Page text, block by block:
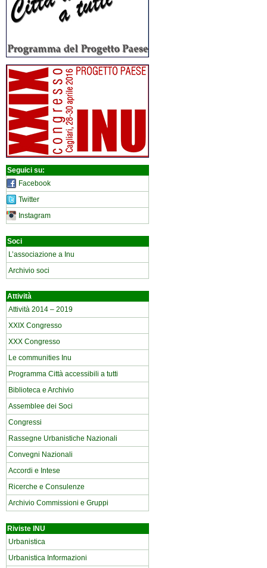
Seguici su:
Facebook
Twitter
Instagram
Soci
L’associazione a Inu
Archivio soci
Attività
Attività 2014 – 2019
XXIX Congresso
XXX Congresso
Le communities Inu
Programma Città accessibili a tutti
Biblioteca e Archivio
Assemblee dei Soci
Congressi
Rassegne Urbanistiche Nazionali
Convegni Nazionali
Accordi e Intese
Ricerche e Consulenze
Archivio Commissioni e Gruppi
Riviste INU
Urbanistica
Urbanistica Informazioni